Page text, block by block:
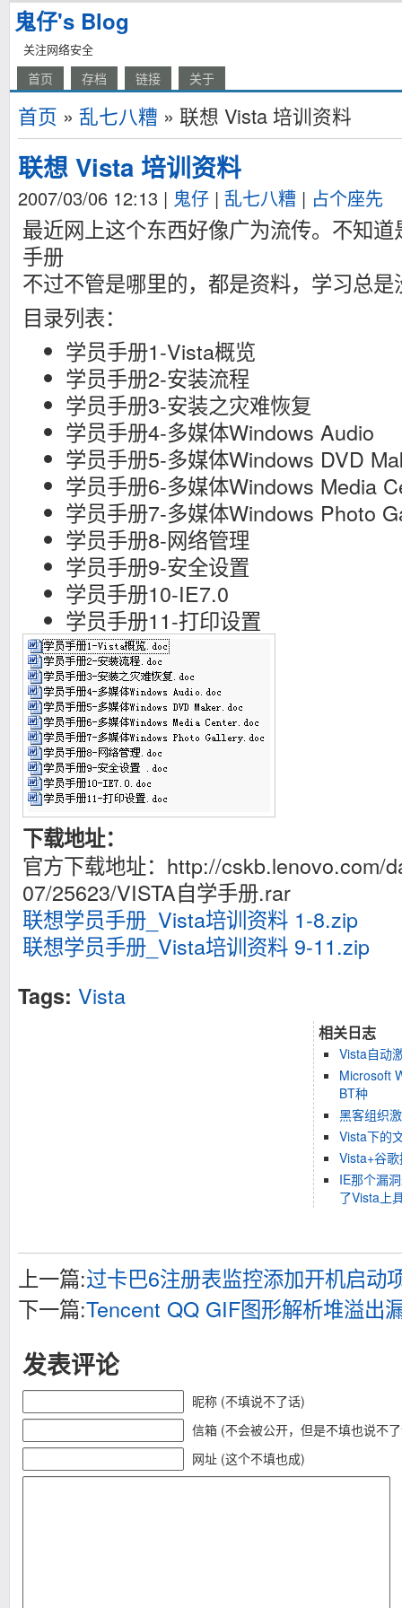
鬼仔's Blog
关注网络安全
首页 存档 链接 关于
首页 » 乱七八糟 » 联想 Vista 培训资料
联想 Vista 培训资料
2007/03/06 12:13 | 鬼仔 | 乱七八糟 | 占个座先
最近网上这个东西好像广为流传。不知
手册
不过不管是哪里的，都是资料，学习总是
目录列表：
学员手册1-Vista概览
学员手册2-安装流程
学员手册3-安装之灾难恢复
学员手册4-多媒体Windows Audio
学员手册5-多媒体Windows DVD
学员手册6-多媒体Windows Media
学员手册7-多媒体Windows Photo
学员手册8-网络管理
学员手册9-安全设置
学员手册10-IE7.0
学员手册11-打印设置
下载地址：
官方下载地址：http://cskb.lenovo.com/
07/25623/VISTA自学手册.rar
联想学员手册_Vista培训资料 1-8.zip
联想学员手册_Vista培训资料 9-11.zip
Tags: Vista
相关日志
Vista自动
Microsoft
BT种
黑客组织
Vista下的
Vista+谷
IE那个漏
了Vista上
上一篇:过卡巴6注册表监控添加开机启动
下一篇:Tencent QQ GIF图形解析堆溢出
发表评论
昵称 (不填说不了话)
信箱 (不会被公开，但是不填也说不
网址 (这个不填也成)